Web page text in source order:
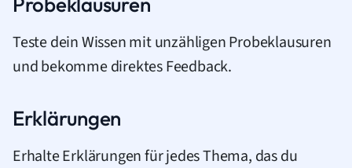
Teste dein Wissen mit unzähligen Probeklausuren
und bekomme direktes Feedback.
Erklärungen
Erhalte Erklärungen für jedes Thema, das du